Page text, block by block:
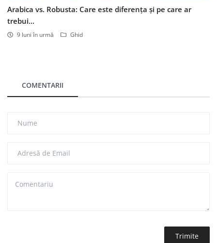
Arabica vs. Robusta: Care este diferența și pe care ar
trebui...
9 luni în urmă Ghid
COMENTARII
Trimite